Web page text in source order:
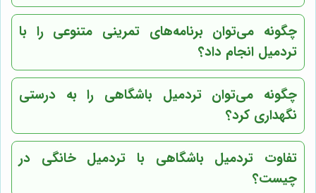
چگونه می‌توان برنامه‌های تمرینی متنوعی را با
تردمیل انجام داد؟
چگونه می‌توان تردمیل باشگاهی را به درستی
نگهداری کرد؟
تفاوت تردمیل باشگاهی با تردمیل خانگی در
چیست؟